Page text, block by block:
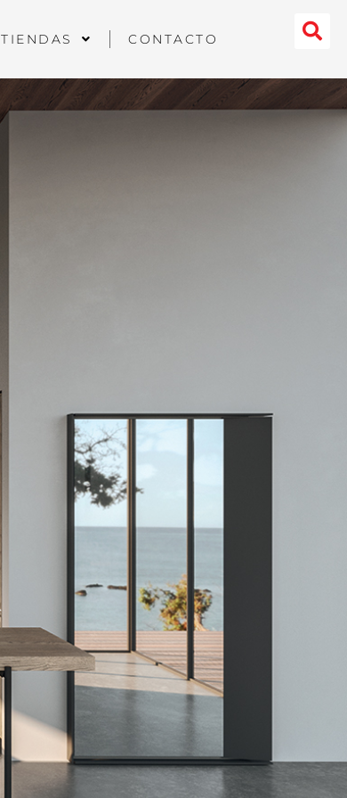
TIENDAS CONTACTO